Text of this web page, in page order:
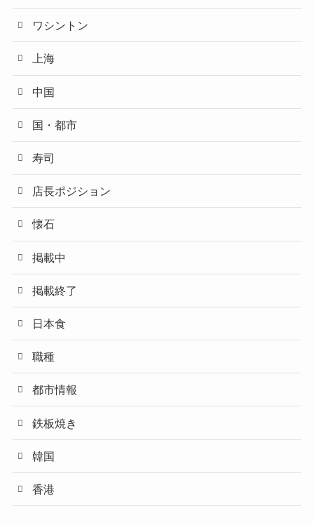
ワシントン
上海
中国
国・都市
寿司
店長ポジション
懐石
掲載中
掲載終了
日本食
職種
都市情報
鉄板焼き
韓国
香港